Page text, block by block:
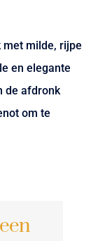
met milde, rijpe
en elegante
de afdronk
om te